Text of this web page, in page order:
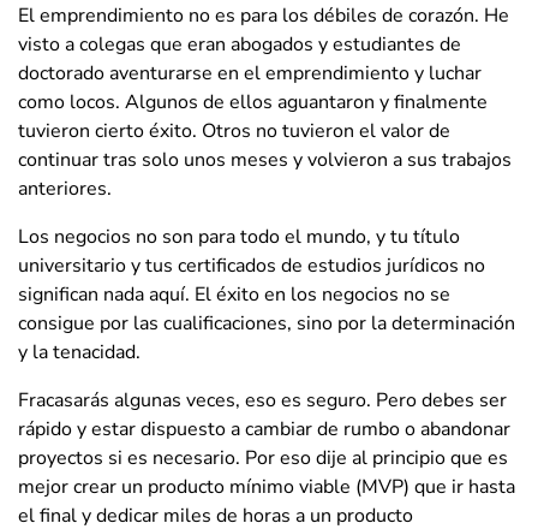
El emprendimiento no es para los débiles de corazón. He
visto a colegas que eran abogados y estudiantes de
doctorado aventurarse en el emprendimiento y luchar
como locos. Algunos de ellos aguantaron y finalmente
tuvieron cierto éxito. Otros no tuvieron el valor de
continuar tras solo unos meses y volvieron a sus trabajos
anteriores.
Los negocios no son para todo el mundo, y tu título
universitario y tus certificados de estudios jurídicos no
significan nada aquí. El éxito en los negocios no se
consigue por las cualificaciones, sino por la determinación
y la tenacidad.
Fracasarás algunas veces, eso es seguro. Pero debes ser
rápido y estar dispuesto a cambiar de rumbo o abandonar
proyectos si es necesario. Por eso dije al principio que es
mejor crear un producto mínimo viable (MVP) que ir hasta
el final y dedicar miles de horas a un producto